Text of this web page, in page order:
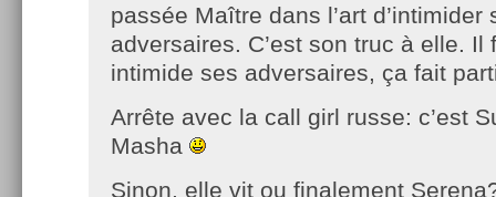
passée Maître dans l’art d’intimider
adversaires. C’est son truc à elle. Il
intimide ses adversaires, ça fait
Arrête avec la call girl russe: c’est
Masha
Sinon, elle vit ou finalement